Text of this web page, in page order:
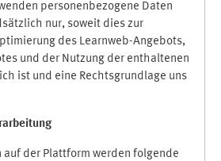
personenbezogene Daten
nur, soweit dies zur
des Learnweb-Angebots,
und der Nutzung der enthaltenen
ist und eine Rechtsgrundlage uns
auf der Plattform werden folgende